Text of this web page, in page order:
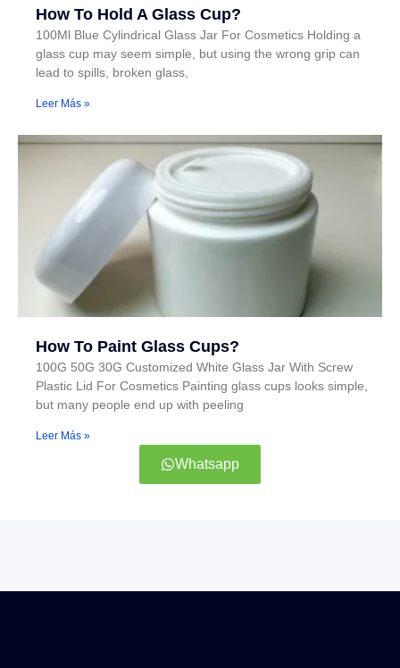
How To Hold A Glass Cup?
100Ml Blue Cylindrical Glass Jar For Cosmetics Holding a
glass cup may seem simple, but using the wrong grip can
lead to spills, broken glass,
Leer Más »
How To Paint Glass Cups?
100G 50G 30G Customized White Glass Jar With Screw
Plastic Lid For Cosmetics Painting glass cups looks simple,
but many people end up with peeling
Leer Más »
Whatsapp